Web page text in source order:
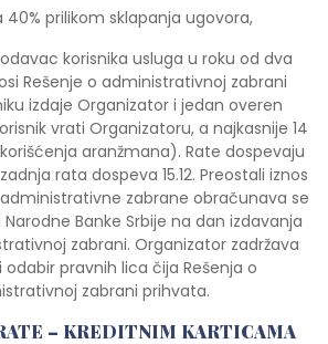
40% prilikom sklapanja ugovora,
korisnika usluga u roku od dva
Rešenje o administrativnoj zabrani
izdaje Organizator i jedan overen
vrati Organizatoru, a najkasnije 14
aranžmana). Rate dospevaju
rata dospeva 15.12. Preostali iznos
zabrane obračunava se
Banke Srbije na dan izdavanja
zabrani. Organizator zadržava
odabir pravnih lica čija Rešenja o
zabrani prihvata.
– KREDITNIM KARTICAMA